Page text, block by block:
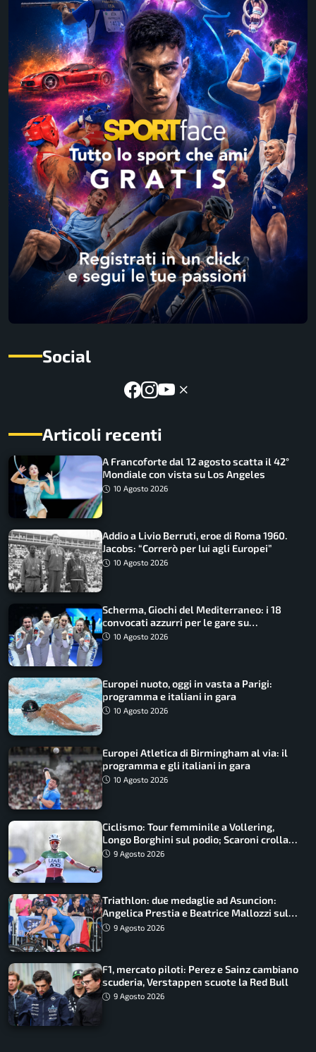
Social
Articoli recenti
A Francoforte dal 12 agosto scatta il 42°
Mondiale con vista su Los Angeles
10 Agosto 2026
Addio a Livio Berruti, eroe di Roma 1960.
Jacobs: “Correrò per lui agli Europei”
10 Agosto 2026
Scherma, Giochi del Mediterraneo: i 18
convocati azzurri per le gare su
SportFaceTV
10 Agosto 2026
Europei nuoto, oggi in vasta a Parigi:
programma e italiani in gara
10 Agosto 2026
Europei Atletica di Birmingham al via: il
programma e gli italiani in gara
10 Agosto 2026
Ciclismo: Tour femminile a Vollering,
Longo Borghini sul podio; Scaroni crolla
in Polonia
9 Agosto 2026
Triathlon: due medaglie ad Asuncion:
Angelica Prestia e Beatrice Mallozzi sul
podio
9 Agosto 2026
F1, mercato piloti: Perez e Sainz cambiano
scuderia, Verstappen scuote la Red Bull
9 Agosto 2026